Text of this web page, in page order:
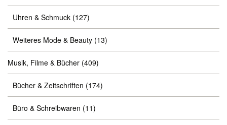
Uhren & Schmuck (127)
Weiteres Mode & Beauty (13)
Musik, Filme & Bücher (409)
Bücher & Zeitschriften (174)
Büro & Schreibwaren (11)